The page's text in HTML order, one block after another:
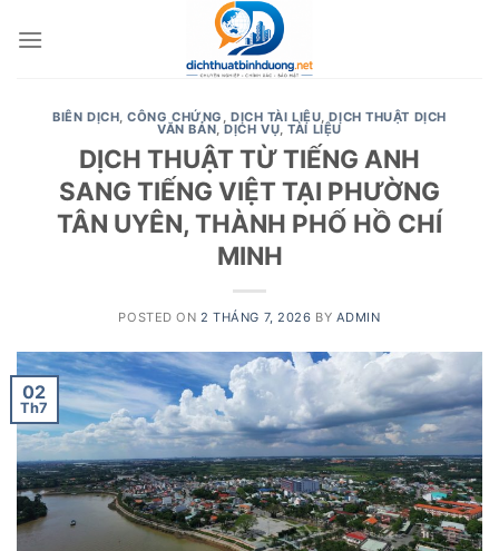
BIÊN DỊCH,CÔNG CHỨNG ,DỊCH TÀI LIỆU,DỊCH THUẬT DỊCH
VĂN BẢN,DỊCH VỤ,TÀI LIỆU
DỊCH THUẬT TỪ TIẾNG ANH
SANG TIẾNG VIỆT TẠI PHƯỜNG
TÂN UYÊN, THÀNH PHỐ HỒ CHÍ
MINH
POSTED ON 2 THÁNG 7, 2026 BY ADMIN
02
Th7